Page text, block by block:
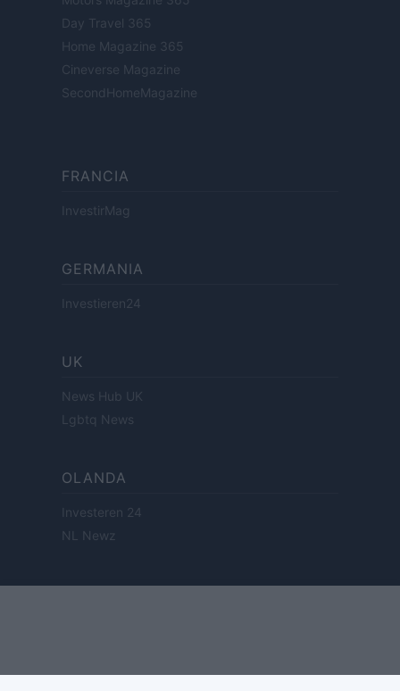
Day Travel 365
Home Magazine 365
Cineverse Magazine
SecondHomeMagazine
FRANCIA
InvestirMag
GERMANIA
Investieren24
UK
News Hub UK
Lgbtq News
OLANDA
Investeren 24
NL Newz